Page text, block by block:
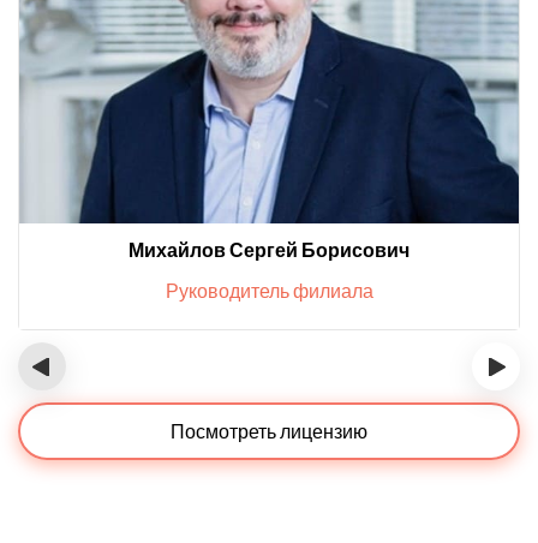
Михайлов Сергей Борисович
Руководитель филиала
‹ ›
Посмотреть лицензию